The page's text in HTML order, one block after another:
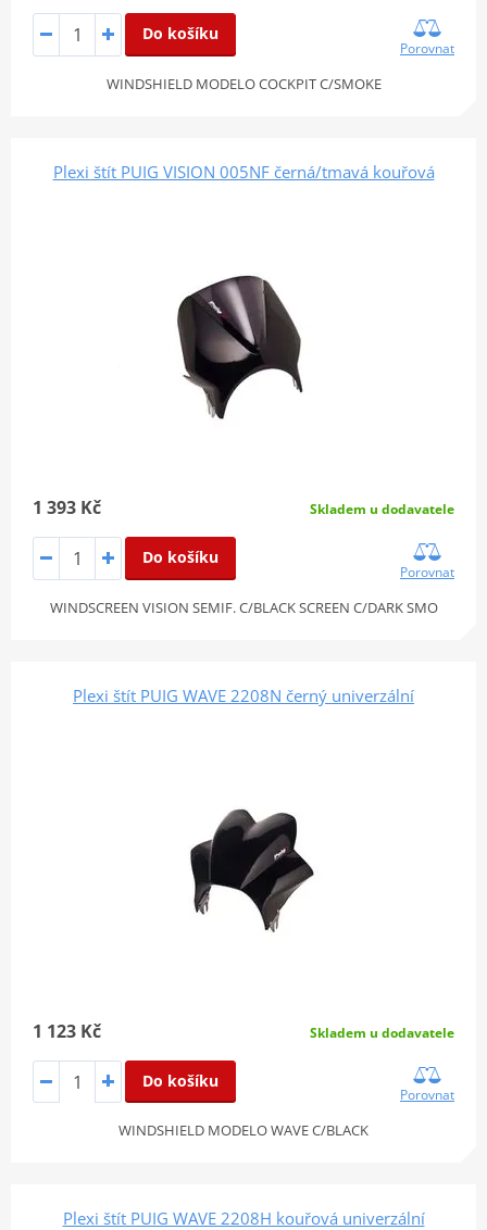
Do košíku
Porovnat
WINDSHIELD MODELO COCKPIT C/SMOKE
Plexi štít PUIG VISION 005NF černá/tmavá kouřová
1 393 Kč Skladem u dodavatele
Do košíku
Porovnat
WINDSCREEN VISION SEMIF. C/BLACK SCREEN C/DARK SMO
Plexi štít PUIG WAVE 2208N černý univerzální
1 123 Kč Skladem u dodavatele
Do košíku
Porovnat
WINDSHIELD MODELO WAVE C/BLACK
Plexi štít PUIG WAVE 2208H kouřová univerzální